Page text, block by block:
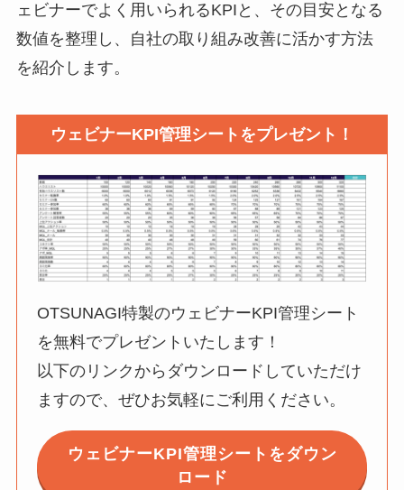
ェビナーでよく用いられるKPIと、その目安となる
数値を整理し、自社の取り組み改善に活かす方法
を紹介します。
ウェビナーKPI管理シートをプレゼント！
OTSUNAGI特製のウェビナーKPI管理シート
を無料でプレゼントいたします！
以下のリンクからダウンロードしていただけ
ますので、ぜひお気軽にご利用ください。
ウェビナーKPI管理シートをダウン
ロード